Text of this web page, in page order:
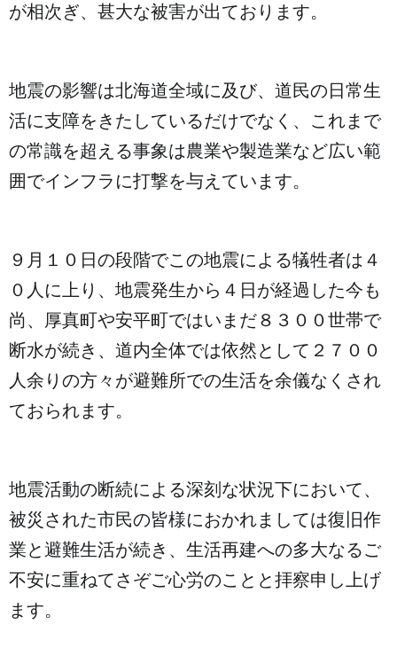
が相次ぎ、甚大な被害が出ております。
地震の影響は北海道全域に及び、道民の日常生
活に支障をきたしているだけでなく、これまで
の常識を超える事象は農業や製造業など広い範
囲でインフラに打撃を与えています。
９月１０日の段階でこの地震による犠牲者は４
０人に上り、地震発生から４日が経過した今も
尚、厚真町や安平町ではいまだ８３００世帯で
断水が続き、道内全体では依然として２７００
人余りの方々が避難所での生活を余儀なくされ
ておられます。
地震活動の断続による深刻な状況下において、
被災された市民の皆様におかれましては復旧作
業と避難生活が続き、生活再建への多大なるご
不安に重ねてさぞご心労のことと拝察申し上げ
ます。